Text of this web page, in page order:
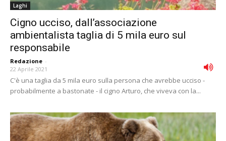
Laghi
Cigno ucciso, dall’associazione
ambientalista taglia di 5 mila euro sul
responsabile
Redazione -
22 Aprile 2021
C'è una taglia da 5 mila euro sulla persona che avrebbe ucciso -
probabilmente a bastonate - il cigno Arturo, che viveva con la...